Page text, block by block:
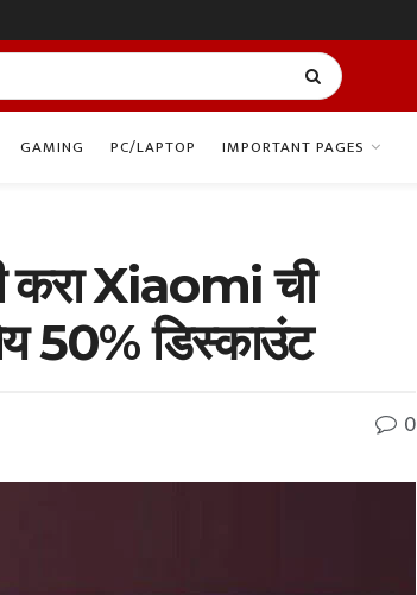
GAMING PC/LAPTOP IMPORTANT PAGES
करा Xiaomi ची
50% डिस्काउंट
0